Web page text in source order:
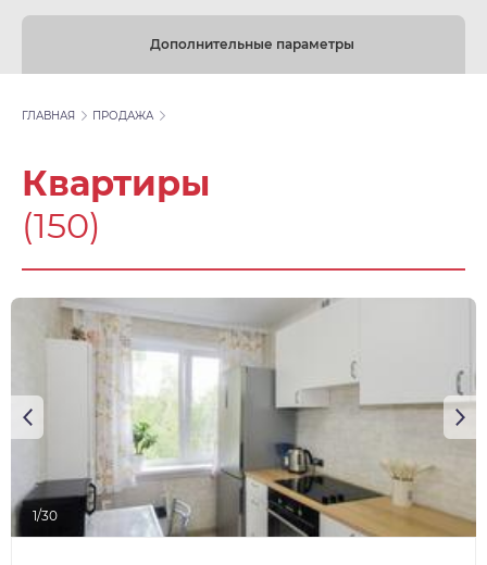
Дополнительные параметры
ГЛАВНАЯ ПРОДАЖА
Квартиры
(150)
1/30